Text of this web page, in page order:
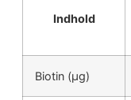
Indhold
Biotin (μg)